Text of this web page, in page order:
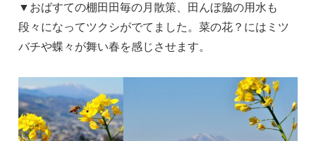
▼おばすての棚田田毎の月散策、田んぼ脇の用水も
段々になってツクシがでてました。菜の花？にはミツ
バチや蝶々が舞い春を感じさせます。